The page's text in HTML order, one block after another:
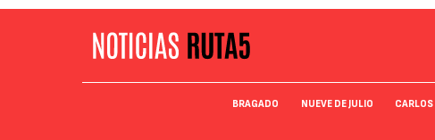
BRAGADO NUEVE DE JULIO